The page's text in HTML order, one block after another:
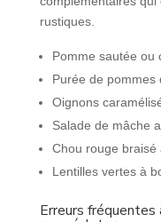
rustiques.
Pomme sautée ou
Purée de pommes
Oignons
Salade de mâche
Chou rouge braisé
Lentilles vertes à
Erreurs fréquentes